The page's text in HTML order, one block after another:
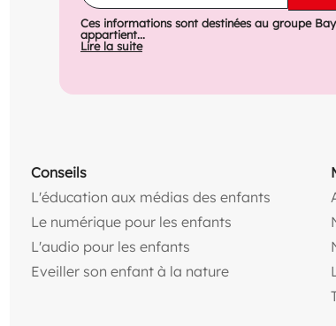
Ces informations sont destinées au groupe
appartient...
Lire la suite
Conseils
L'éducation aux médias des enfants
Le numérique pour les enfants
L'audio pour les enfants
Eveiller son enfant à la nature(ouvre une